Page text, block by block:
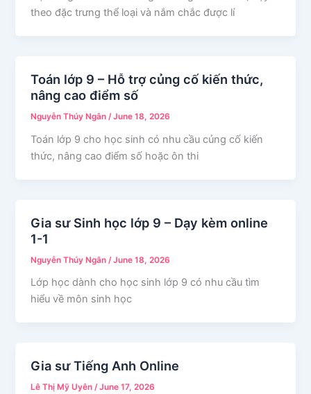
theo đặc trưng thể loại và nắm chắc được lí
Toán lớp 9 – Hỗ trợ củng cố kiến thức,
nâng cao điểm số
Nguyễn Thúy Ngân/June 18, 2026
Toán lớp 9 cho học sinh có nhu cầu củng cố kiến
thức, nâng cao điểm số hoặc ôn thi
Gia sư Sinh học lớp 9 – Dạy kèm online
1-1
Nguyễn Thúy Ngân /June 18, 2026
Lớp học dành cho học sinh lớp 9 có nhu cầu tìm
hiểu về môn sinh học
Gia sư Tiếng Anh Online
Lê Thị Mỹ Uyên/June 17, 2026